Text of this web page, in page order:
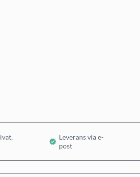
Leverans via e-
post